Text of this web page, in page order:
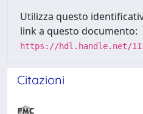
Utilizza questo
link a questo documento:
https://hdl.handle.net/
Citazioni